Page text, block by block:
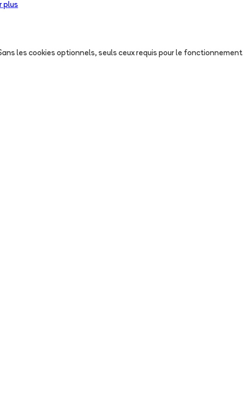
plus
les cookies optionnels, seuls ceux requis pour le fonctionnement